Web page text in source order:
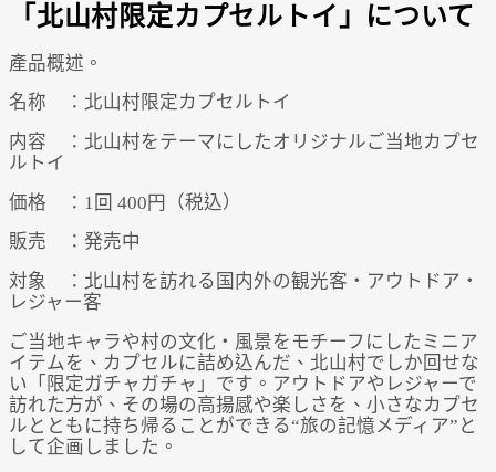
「北山村限定カプセルトイ」について
產品概述。
名称 ：北山村限定カプセルトイ
内容 ：北山村をテーマにしたオリジナルご当地カプセ
ルトイ
価格 ：1回 400円（税込）
販売 ：発売中
対象 ：北山村を訪れる国内外の観光客・アウトドア・
レジャー客
ご当地キャラや村の文化・風景をモチーフにしたミニア
イテムを、カプセルに詰め込んだ、北山村でしか回せな
い「限定ガチャガチャ」です。アウトドアやレジャーで
訪れた方が、その場の高揚感や楽しさを、小さなカプセ
ルとともに持ち帰ることができる“旅の記憶メディア”と
して企画しました。